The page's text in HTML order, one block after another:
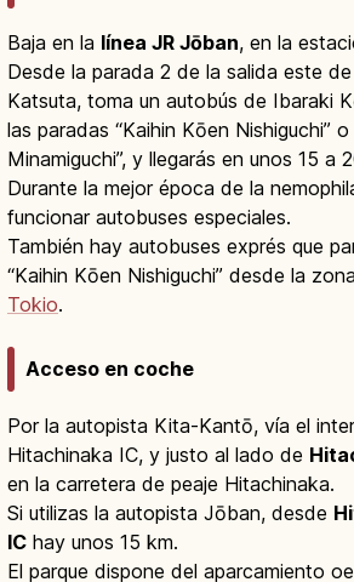
Baja en la línea JR Jōban, en la
Desde la parada 2 de la salida este
Katsuta, toma un autobús de Ibaraki
las paradas “Kaihin Kōen Nishiguchi”
Minamiguchi”, y llegarás en unos 15 a
Durante la mejor época de la
funcionar autobuses especiales.
También hay autobuses exprés que
“Kaihin Kōen Nishiguchi” desde la
Tokio.
Acceso en coche
Por la autopista Kita-Kantō, vía el
Hitachinaka IC, y justo al lado de
en la carretera de peaje Hitachinaka.
Si utilizas la autopista Jōban, desde
IC hay unos 15 km.
El parque dispone del aparcamiento